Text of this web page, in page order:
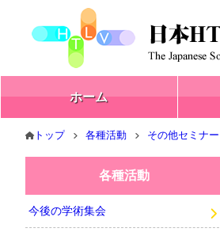
ホーム
トップ 各種活動 その他セミナ
各種活動
今後の学術集会